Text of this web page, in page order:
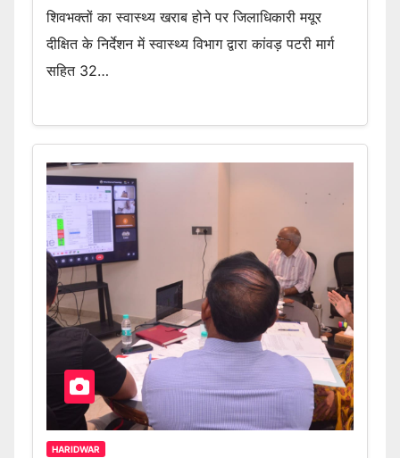
शिवभक्तों का स्वास्थ्य खराब होने पर जिलाधिकारी मयूर
दीक्षित के निर्देशन में स्वास्थ्य विभाग द्वारा कांवड़ पटरी मार्ग
सहित 32…
HARIDWAR